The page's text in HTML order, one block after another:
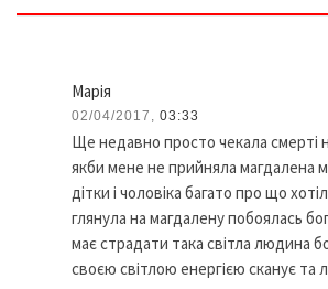
Марія
02/04/2017, 03:33
Ще недавно просто чекала смерті
якби мене не прийняла магдалена
дітки і чоловіка багато про що
глянула на магдалену побоялась
має страдати така світла людина
своєю світлою енергією сканує та